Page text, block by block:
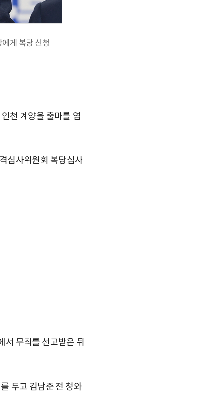
게 복당 신청
천 계양을 출마를 염
심사위원회 복당심사
서 무죄를 선고받은 뒤
두고 김남준 전 청와